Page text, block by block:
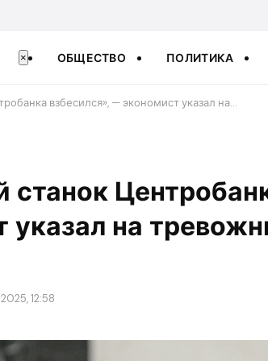
× ОБЩЕСТВО ПОЛИТИКА
взбесился», — экономист указал на…
станок
указал на
12:58